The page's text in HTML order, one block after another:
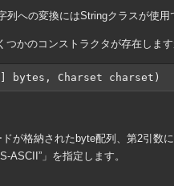
列への変換にはStringクラスが使用
つかのコンストラクタが存在しま
bytes, Charset charset)
が格納されたbyte配列、第2引数
ASCII”」を指定します。